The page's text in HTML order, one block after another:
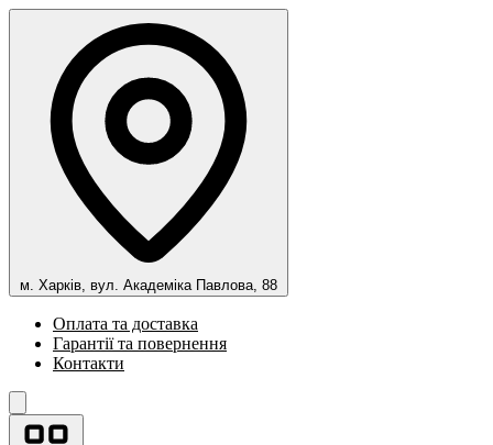
м. Харків, вул. Академіка Павлова, 88
Оплата та доставка
Гарантії та повернення
Контакти